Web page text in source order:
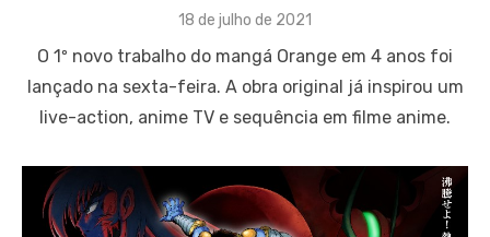
Posted
18 de julho de 2021
O 1º novo trabalho do mangá Orange em 4 anos foi
lançado na sexta-feira. A obra original já inspirou um
live-action, anime TV e sequência em filme anime.